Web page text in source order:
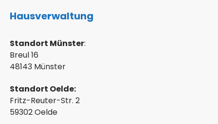
Hausverwaltung
Standort Münster:
Breul 16
48143 Münster
Standort Oelde:
Fritz-Reuter-Str. 2
59302 Oelde